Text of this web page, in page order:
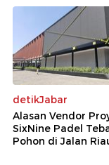
detikJabar
Alasan Vendor
SixNine Padel
Pohon di Jalan